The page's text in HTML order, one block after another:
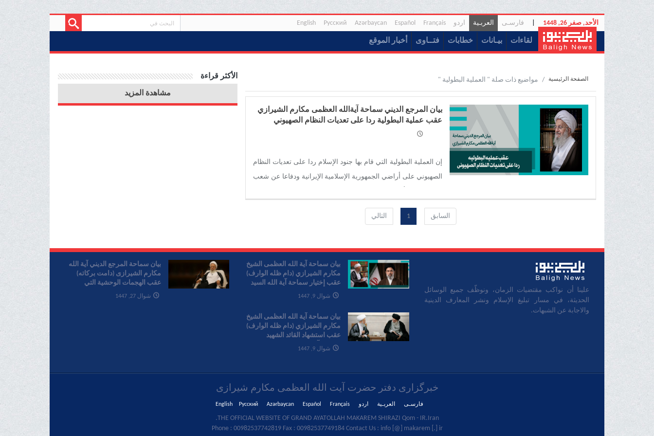
الأحد, صفر 26, 1448 فارسـی العربـیة اردو Français
Español
Azərbaycan
Русский
English
لقاءات بیـانات خطابات فتــاوی أخبار الموقع
الصفحة الرئيسية مواضيع ذات صلة " العملية البطولیة "
بیان المرجع الدیني سماحة آیةالله العظمی مکارم الشیرازي
عقب عملية البطولیة ردا على تعديات النظام الصهيوني
إن العملية البطولیة التي قام بها جنود الإسلام ردا على تعديات النظام
الصهيوني على أراضي الجمهورية الإسلامية الإيرانية ودفاعا عن شعب
السابق 1 التالي
الأكثر قراءة
مشاهدة المزيد
علينا أن نواكب مقتضيات الزمان، ونوظّف جميع الوسائل
الحديثة، في مسار تبليغ الإسلام ونشر المعارف الدينية
والاجابة عن الشبهات.
بیان سماحة آیة الله العظمی الشیخ
مکارم الشیرازي (دام ظله الوارف)
عقب إختیار سماحة آیة الله السید
مجتبی الخامنئي قائدا للثورة
الإسلامیة
شوال 9, 1447
بیان سماحة المرجع الدیني آية الله
مکارم الشیرازی (دامت برکاته)
عقب الهجمات الوحشية التي
ارتکبها الکيان الصهیوني علی لبنان
شوال 27, 1447
بیان سماحة آیة الله العظمی الشیخ
مکارم الشیرازي (دام ظله الوارف)
عقب استشهاد القائد الشهید
سماحة آیة الله العظمی الإمام
الخامنئي
شوال 9, 1447
خبرگزاری دفتر حضرت آیت الله العظمی مکارم شیرازی
فارسـی العربـیة اردو Français
Español
Azərbaycan
Русский
English
THE OFFICIAL WEBSITE OF GRAND AYATOLLAH MAKAREM SHIRAZI Qom - IR.Iran.
Phone : 00982537742819 Fax : 00982537749184 Contact Us : info [@] makarem [.] ir